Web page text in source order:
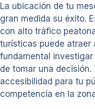
La ubicación de tu
gran medida su éxito.
con alto tráfico
turísticas puede atraer
fundamental
de tomar una decisión.
accesibilidad para tu
competencia en la